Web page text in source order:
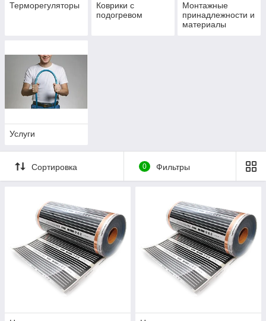
Терморегуляторы
Коврики с
подогревом
Монтажные
принадлежности и
материалы
Услуги
Сортировка 0 Фильтры